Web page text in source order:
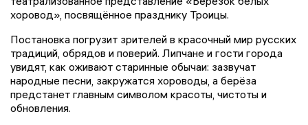
хоровод», посвящённое празднику Троицы.
Постановка погрузит зрителей в красочный мир русских
традиций, обрядов и поверий. Липчане и гости города
увидят, как оживают старинные обычаи: зазвучат
народные песни, закружатся хороводы, а берёза
предстанет главным символом красоты, чистоты и
обновления.